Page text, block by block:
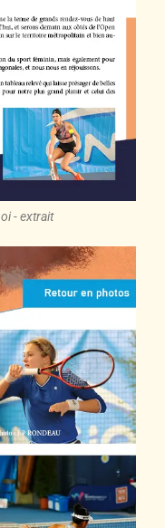
- extrait